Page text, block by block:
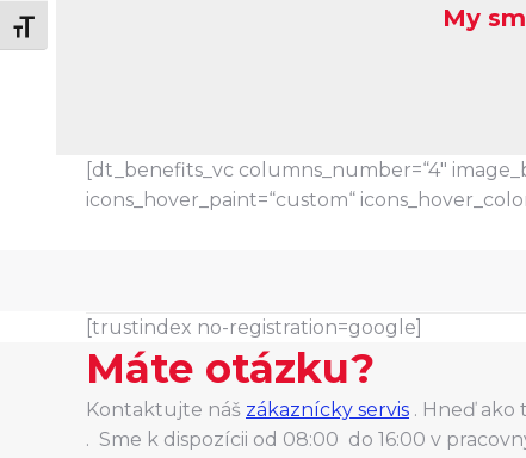
Zmeň veľkosť písma My
[dt_benefits_vc columns_number=“4″
icons_hover_paint=“custom“
[trustindex no-registration=google]
Máte otázku?
Kontaktujte náš zákaznícky servis . Hneď ako
. Sme k dispozícii od 08:00 do 16:00 v